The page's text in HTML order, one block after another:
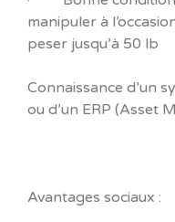
manipuler à
peser jusqu’à 50 lb
Connaissance d’un
ou d’un ERP (Asset
Avantages sociaux :